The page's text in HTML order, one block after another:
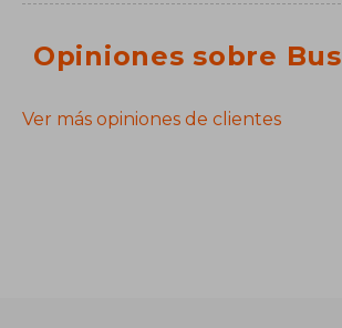
Opiniones sobre
Ver más opiniones de clientes